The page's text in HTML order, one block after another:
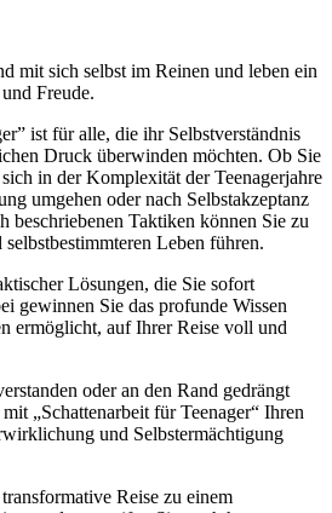
mit sich selbst im Reinen und leben ein
Freude.
ist für alle, die ihr Selbstverständnis
Druck überwinden möchten. Ob Sie
in der Komplexität der Teenagerjahre
umgehen oder nach Selbstakzeptanz
beschriebenen Taktiken können Sie zu
Leben führen.
Lösungen, die Sie sofort
gewinnen Sie das profunde Wissen
ermöglicht, auf Ihrer Reise voll und
oder an den Rand gedrängt
„Schattenarbeit für Teenager“ Ihren
und Selbstermächtigung
Reise zu einem